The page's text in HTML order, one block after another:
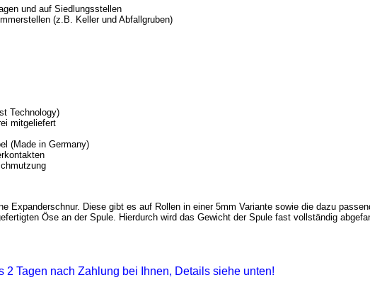
und auf Siedlungsstellen
(z.B. Keller und Abfallgruben)
Technology)
mitgeliefert
(Made in Germany)
Expanderschnur. Diese gibt es auf Rollen in einer 5mm Variante sowie die dazu
Öse an der Spule. Hierdurch wird das Gewicht der Spule fast vollständig
2 Tagen nach Zahlung bei Ihnen, Details siehe unten!